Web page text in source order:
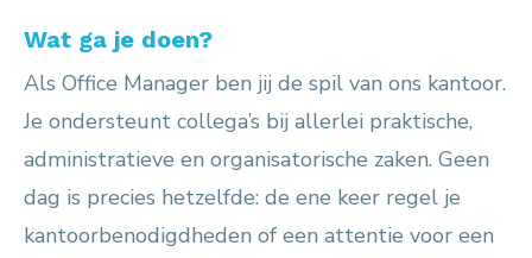
Wat ga je doen?
Als Office Manager ben jij de spil van ons kantoor.
Je ondersteunt collega’s bij allerlei praktische,
administratieve en organisatorische zaken. Geen
dag is precies hetzelfde: de ene keer regel je
kantoorbenodigdheden of een attentie voor een